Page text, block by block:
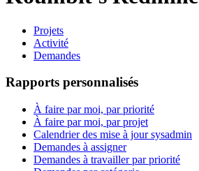
Projets
Activité
Demandes
Rapports personnalisés
À faire par moi, par priorité
À faire par moi, par projet
Calendrier des mise à jour sysadmin
Demandes à assigner
Demandes à travailler par priorité